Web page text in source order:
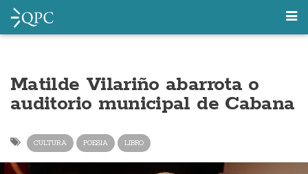
Matilde Vilariño abarrota o
auditorio municipal de Cabana
CULTURA POESIA LIBRO